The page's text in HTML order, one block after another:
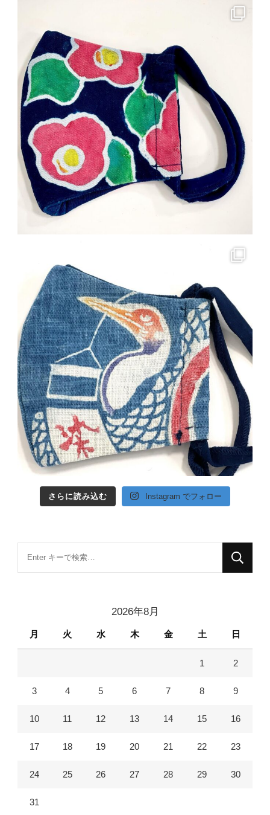
さらに読み込む Instagram でフォロー
2026年8月
月 火 水 木 金 土 日
1 2
3 4 5 6 7 8 9
10 11 12 13 14 15 16
17 18 19 20 21 22 23
24 25 26 27 28 29 30
31